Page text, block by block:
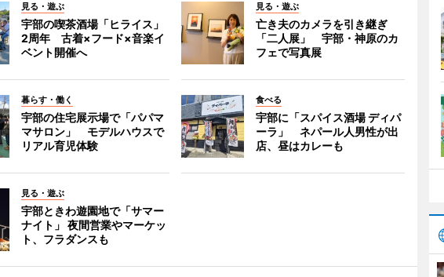
見る・遊ぶ
宇部の喫茶酒場「ヒライス」
2周年 古着×フード×音楽イ
ベント開催へ
見る・遊ぶ
亡き夫のカメラを引き継ぎ
「二人展」 宇部・神原のカ
フェで写真展
暮らす・働く
宇部の住宅展示場で「パパマ
マサロン」 モデルハウスで
リアル育児体験
食べる
宇部に「スパイス酒場 ディパ
ーラ」 ネパール人男性が出
店、昼はカレーも
見る・遊ぶ
宇部ときわ遊園地で「サマー
ナイト」 夜間営業やマーケッ
ト、フラダンスも